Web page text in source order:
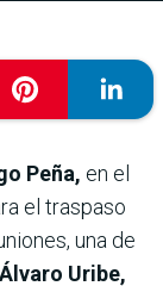
Peña, en el
el traspaso
una de
Álvaro Uribe,